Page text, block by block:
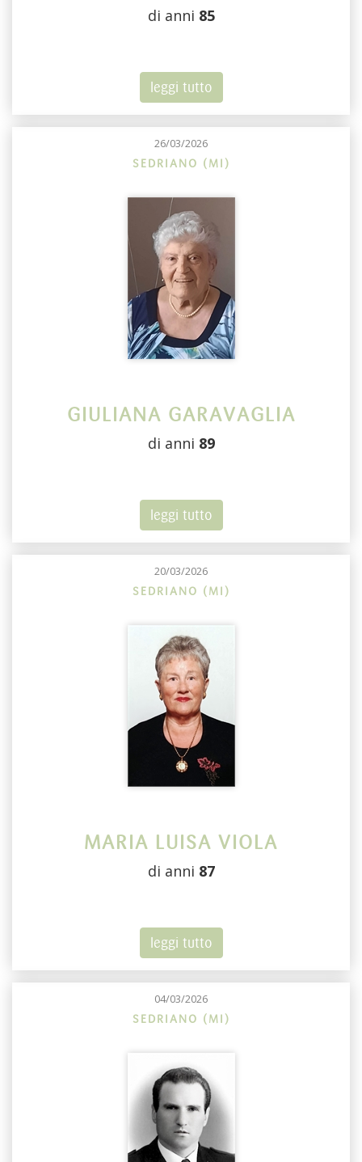
di anni 85
leggi tutto
26/03/2026
SEDRIANO (MI)
GIULIANA GARAVAGLIA
di anni 89
leggi tutto
20/03/2026
SEDRIANO (MI)
MARIA LUISA VIOLA
di anni 87
leggi tutto
04/03/2026
SEDRIANO (MI)